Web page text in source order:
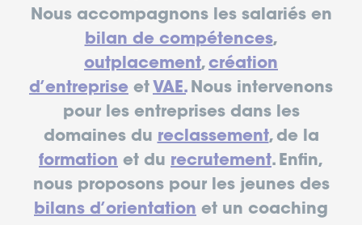
Nous accompagnons les salariés en
bilan de compétences,
outplacement, création
d’entreprise et VAE.Nous intervenons
pour les entreprises dans les
domaines du reclassement, de la
formation et du recrutement. Enfin,
nous proposons pour les jeunes des
bilans d’orientation et un coaching